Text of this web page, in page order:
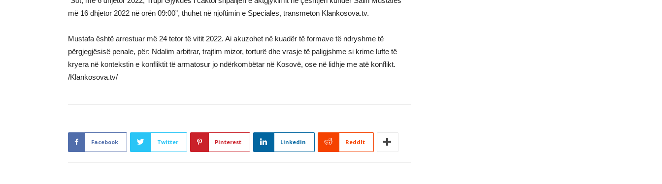
më 16 dhjetor 2022 në orën 09:00”, thuhet në njoftimin e Speciales, transmeton Klankosova.tv.
Mustafa është arrestuar më 24 tetor të vitit 2022. Ai akuzohet në kuadër të formave të ndryshme të
përgjegjësisë penale, për: Ndalim arbitrar, trajtim mizor, torturë dhe vrasje të paligjshme si krime lufte të
kryera në kontekstin e konfliktit të armatosur jo ndërkombëtar në Kosovë, ose në lidhje me atë konflikt.
/Klankosova.tv/
Facebook Twitter Pinterest Linkedin ReddIt